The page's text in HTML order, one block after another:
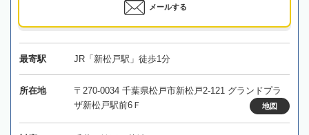
メールする
最寄駅 JR「新松戸駅」徒歩1分
所在地
〒270-0034 千葉県松戸市新松戸2-121 グランドプラ
ザ新松戸駅前6Ｆ
地図